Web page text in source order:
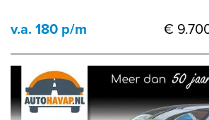
v.a. 180 p/m €